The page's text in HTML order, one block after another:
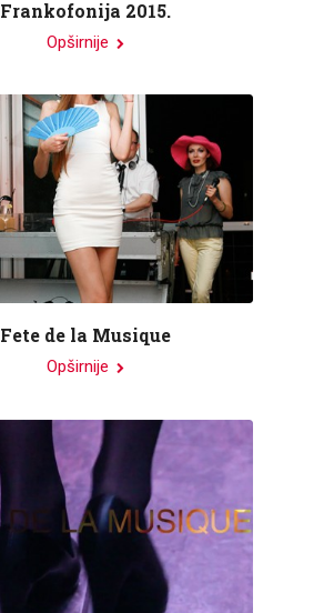
Frankofonija 2015.
Opširnije
Fete de la Musique
Opširnije